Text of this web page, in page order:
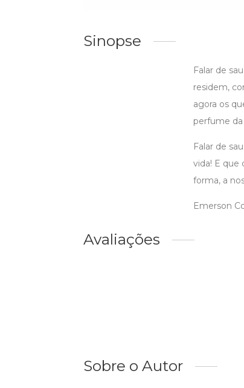
Sinopse
Falar de
residem,
agora os
perfume
Falar de
vida! E que
forma, a
Emerson
Avaliações
Sobre o Autor